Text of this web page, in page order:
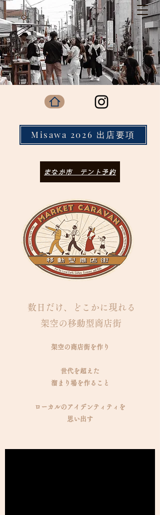
Misawa 2026 出店要項
まなか市 テント予約
数日だけ、どこかに現れる
架空の移動型商店街
架空の商店街を作り
世代を超えた
溜まり場を作ること
ローカルのアイデンティティを
思い出す